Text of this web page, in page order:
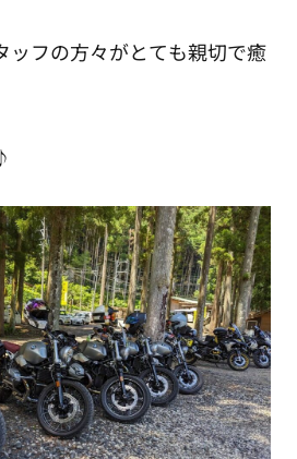
ッフの方々がとても親切で癒